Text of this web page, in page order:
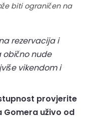
biti ograničen na
rezervacija i
nude
vikendom i
provjerite
Gomera uživo od